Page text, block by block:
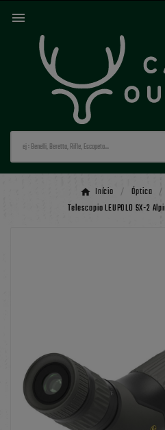

Início Óptica
Telescopio LEUPOLD SX-2